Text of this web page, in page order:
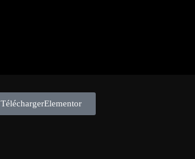
TéléchargerElementor